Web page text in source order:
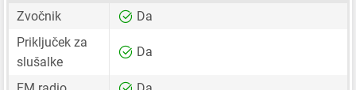
Zvočnik
Da
Priključek za
slušalke
Da